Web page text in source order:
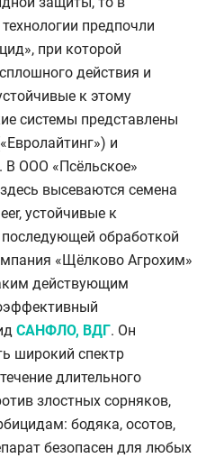
предпочли
при которой
действия и
к этому
системы представлены
и
В ООО «Псёльское»
высеваются семена
устойчивые к
обработкой
«Щёлково Агрохим»
действующим
САНФЛО, ВДГ. Он
широкий спектр
длительного
злостных сорняков,
бодяка, осотов,
безопасен для любых